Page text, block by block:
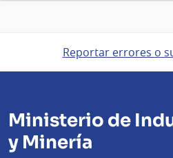
Reportar errores o
Ministerio de
y Minería